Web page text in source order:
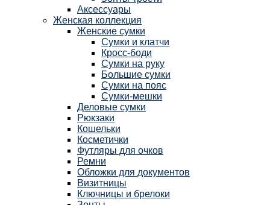
Аксессуары
Женская коллекция
Женские сумки
Сумки и клатчи
Кросс-боди
Сумки на руку
Большие сумки
Сумки на пояс
Сумки-мешки
Деловые сумки
Рюкзаки
Кошельки
Косметички
Футляры для очков
Ремни
Обложки для документов
Визитницы
Ключницы и брелоки